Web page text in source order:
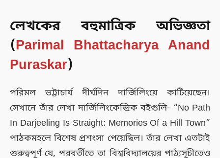
লেখকের বহুমাত্রিক অভিজ্ঞতা
(Parimal Bhattacharya Anand
Puraskar)
পরিমল ভট্টাচার্য দীর্ঘদিন দার্জিলিংয়ে কাটিয়েছেন।
সেখানে তাঁর লেখা দার্জিলিংকেন্দ্রিক বইগুলি- “No Path
In Darjeeling Is Straight: Memories Of a Hill Town”
পাঠকমহলে বিশেষ প্রশংসা পেয়েছিল। তাঁর লেখা এতটাই
গুরুত্বপূর্ণ যে, পরবর্তীতে তা বিশ্ববিদ্যালয়ের পাঠ্যসূচীতেও